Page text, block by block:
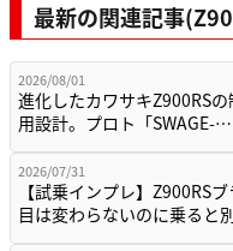
最新の関連記事
2026/08/01
進化したカワサキZ900RS
用設計。プロト「SWAGE-…
2026/07/31
【試乗インプレ】Z900RS
目は変わらないのに乗ると